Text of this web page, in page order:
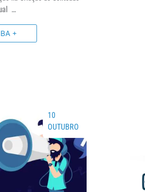
…
+
10
OUTUBRO